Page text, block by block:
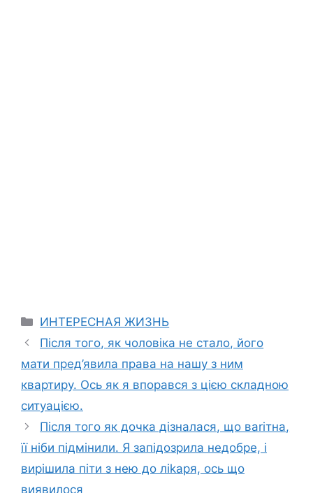
Categories
ИНТЕРЕСНАЯ ЖИЗНЬ
Після того, як чоловіка не стало, його
мати пред’явила права на нашу з ним
квартиру. Ось як я впорався з цією складною
ситуацією.
Після того як дочка дізналася, що ваrітна,
її ніби підмінили. Я запідозрила недобре, і
вирішила піти з нею до ліkаря, ось що
виявилося